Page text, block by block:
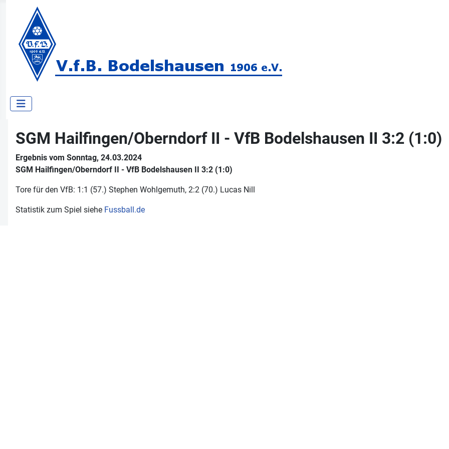
SGM Hailfingen/​Oberndorf II - VfB Bodelshausen II 3:2 (1:0)
Ergebnis vom Sonntag, 24.03.2024
SGM Hailfingen/​Oberndorf II - VfB Bodelshausen II 3:2 (1:0)
Tore für den VfB: 1:1 (57.) Stephen Wohlgemuth, 2:2 (70.) Lucas Nill
Statistik zum Spiel siehe Fussball.de